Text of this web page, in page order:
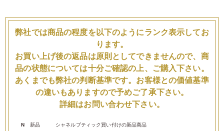
弊社では商品の程度を以下のようにランク表示してお
ります。
お買い上げ後の返品は原則としてできませんので、商
品の状態については十分ご確認の上、ご購入下さい。
あくまでも弊社の判断基準です。お客様との価値基準
の違いもありますので予めご了承下さい。
詳細はお問い合わせ下さい。
N 新品 シャネルブティック買い付けの新品商品